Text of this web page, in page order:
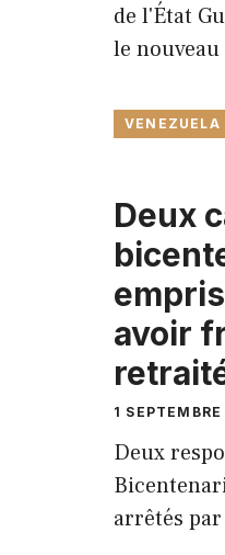
de l'État
le nouveau
VENEZUELA
Deux
avoir
1
Deux
arrêtés